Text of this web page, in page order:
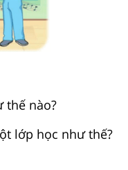
thế nào?
lớp học như thế?